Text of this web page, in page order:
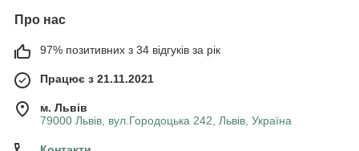
Про нас
97% позитивних з 34 відгуків за рік
Працює з 21.11.2021
м. Львів
79000 Львів, вул.Городоцька 242, Львів, Україна